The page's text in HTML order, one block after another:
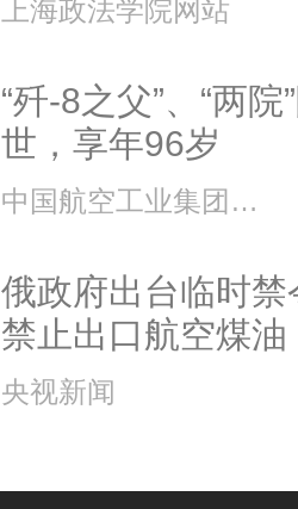
上海政法学院网站
“歼-8之父”、“两
世，享年96岁
中国航空工业集团、澎湃新闻
俄政府出台临时禁
禁止出口航空煤油
央视新闻